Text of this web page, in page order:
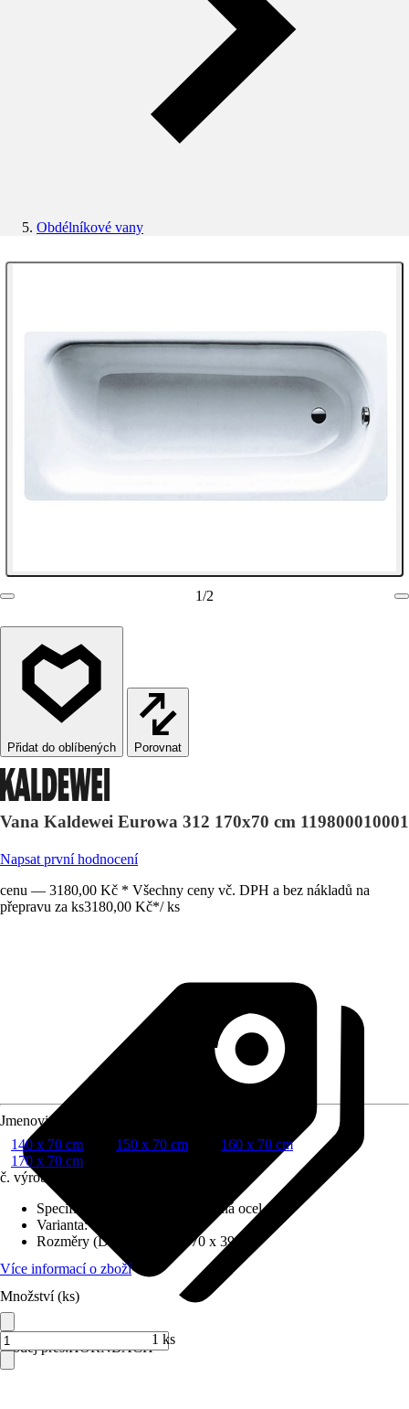
Obdélníkové vany
1/2
Porovnat
Vana Kaldewei Eurowa 312 170x70 cm 119800010001
Napsat první hodnocení
cenu — 3180,00 Kč * Všechny ceny vč. DPH a bez nákladů na
přepravu za ks3180,00 Kč*/ ks
Prodej přes:HORNBACH
Jmenovitý rozmer (DxŠ)
140 x 70 cm
150 x 70 cm
160 x 70 cm
170 x 70 cm
č. výrobku
Specifikace materiálu
Smaltovaná ocel
Varianta:
Rozměry (DxŠxV)
170 x 70 x 39 cm
Více informací o zboží
Množství (ks)
1 ks